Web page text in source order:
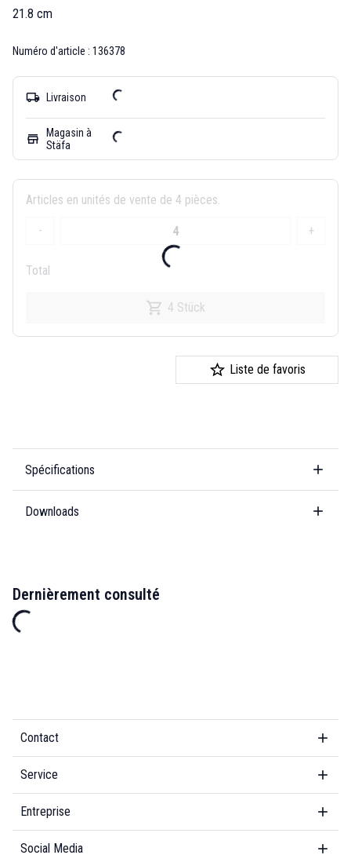
21.8 cm
Numéro d'article : 136378
local_shipping Livraison
store
Magasin à
Stäfa
Articles en unités de vente de 4 pièces.
- +
Total
4 Stück
Liste de favoris
Spécifications
Downloads
Dernièrement consulté
Contact
Service
Entreprise
Social Media